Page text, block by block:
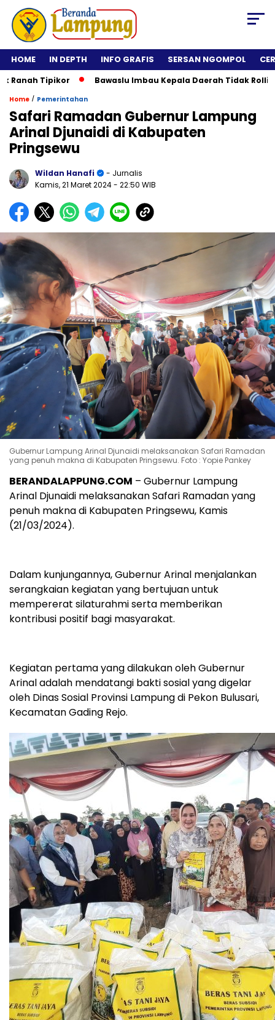
HOME IN DEPTH INFO GRAFIS SERSAN NGOMPOL
Tipikor Bawaslu Imbau Kepala Daerah Tidak Rolling
Home / Pemerintahan
Safari Ramadan Gubernur Lampung
Arinal Djunaidi di Kabupaten
Pringsewu
Wildan Hanafi
- Jurnalis
Kamis, 21 Maret 2024- 22:50 WIB
Gubernur Lampung Arinal Djunaidi melaksanakan Safari Ramadan
yang penuh makna di Kabupaten Pringsewu. Foto : Yopie Pankey
BERANDALAPPUNG.COM – Gubernur Lampung
Arinal Djunaidi melaksanakan Safari Ramadan yang
penuh makna di Kabupaten Pringsewu, Kamis
(21/03/2024).
Dalam kunjungannya, Gubernur Arinal menjalankan
serangkaian kegiatan yang bertujuan untuk
mempererat silaturahmi serta memberikan
kontribusi positif bagi masyarakat.
Kegiatan pertama yang dilakukan oleh Gubernur
Arinal adalah mendatangi bakti sosial yang digelar
oleh Dinas Sosial Provinsi Lampung di Pekon Bulusari,
Kecamatan Gading Rejo.